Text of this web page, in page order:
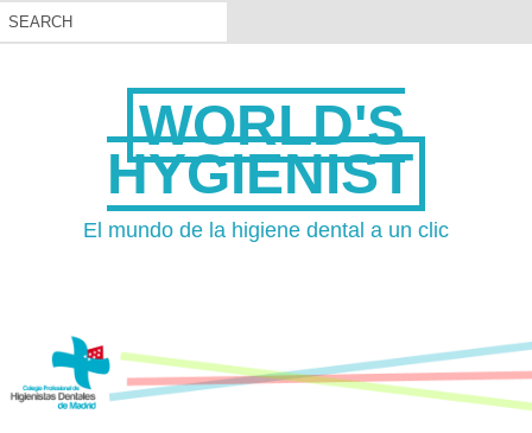
WORLD'S
HYGIENIST
El mundo de la higiene dental a un clic